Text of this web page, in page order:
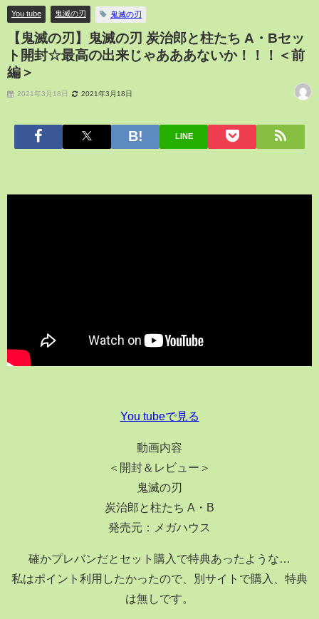
You tube 鬼滅の刃 鬼滅の刃
【鬼滅の刃】鬼滅の刃 炭治郎と柱たち A・Bセッ
ト開封☆最高の出来じゃあああないか！！！＜前
編＞
2021年3月18日 2021年3月18日
LINE
You tubeで見る
動画内容
＜開封＆レビュー＞
鬼滅の刃
炭治郎と柱たち A・B
発売元：メガハウス
確かプレバンだとセット購入で特典あったような…
私はポイント利用したかったので、別サイトで購入、特典
は無しです。